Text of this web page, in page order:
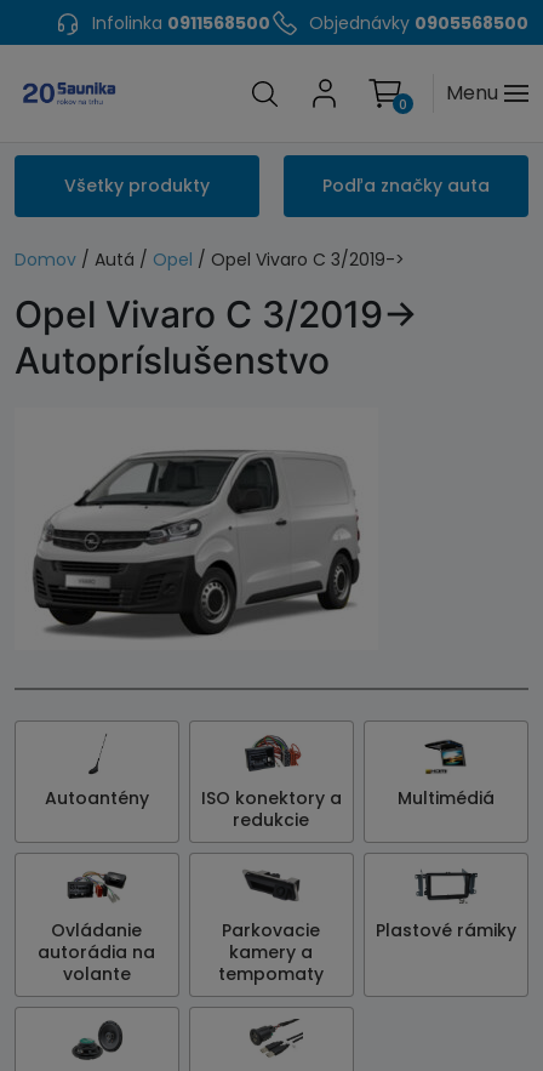
Infolinka 0911568500 Objednávky 0905568500
Menu
0
Všetky produkty Podľa značky auta
Domov / Autá / Opel / Opel Vivaro C 3/2019->
Opel Vivaro C 3/2019->
Autopríslušenstvo
Autoantény
ISO konektory a
redukcie
Multimédiá
Ovládanie
autorádia na
volante
Parkovacie
kamery a
tempomaty
Plastové rámiky